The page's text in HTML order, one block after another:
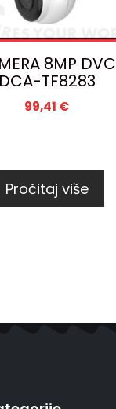
8MP DVC
DCA-TF8283
99,41 €
Pročitaj više